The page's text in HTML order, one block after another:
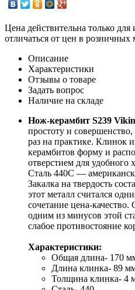
Цена действительна только
отличаться от цен в розничных
Описание
Характеристики
Отзывы о товаре
Задать вопрос
Наличие на складе
Нож-керамбит S239
простоту и
раз на практике. Клинок
керамбитов форму и
отверстием для удобного
Сталь 440С —
Закалка на твердость
этот металл считался
сочетание цена-качество.
одним из минусов этой
слабое противостояние
Характеристики:
Oбщая длина- 170
Длина клинка- 89
Толщина клинка- 4